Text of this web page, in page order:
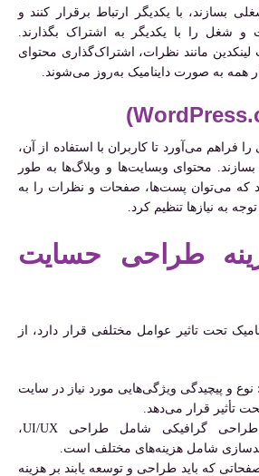
بسازند، با یکدیگر ارتباط برقرار کنند و
شغل را با یکدیگر به اشتراک بگذارند.
مانند نظرات، اشتراک‌گذاری محتوای
همه به صورت داینامیک به‌روز می‌شوند.
فراهم می‌آورد تا کاربران با استفاده از آن،
محتوای وبسایت‌ها و وبلاگ‌ها به طور
که می‌توان پست‌ها، صفحات و نظرات را به
به نیازها تنظیم کرد.
طراحی حسایت
تحت تاثیر عوامل مختلفی قرار دارد، از
نوع و پیچیدگی ویژگی‌هایی مورد نیاز در سایت
تأثیر قرار می‌دهد.
طراحی گرافیکی شامل طراحی UI/UX،
شامل هزینه‌های مختلف است.
که باید طراحی و توسعه یابند بر هزینه